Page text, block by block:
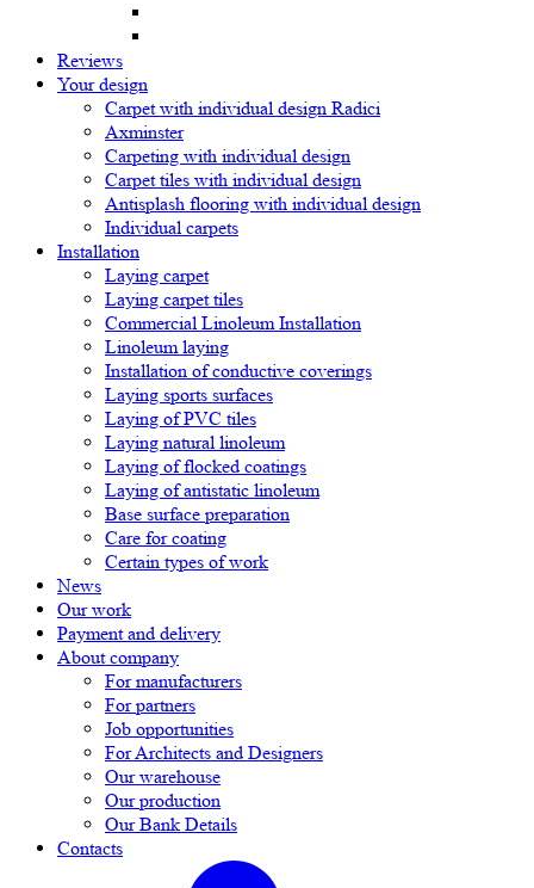
Reviews
Your design
Carpet with individual design Radici
Axminster
Carpeting with individual design
Carpet tiles with individual design
Antisplash flooring with individual design
Individual carpets
Installation
Laying carpet
Laying carpet tiles
Commercial Linoleum Installation
Linoleum laying
Installation of conductive coverings
Laying sports surfaces
Laying of PVC tiles
Laying natural linoleum
Laying of flocked coatings
Laying of antistatic linoleum
Base surface preparation
Care for coating
Certain types of work
News
Our work
Payment and delivery
About company
For manufacturers
For partners
Job opportunities
For Architects and Designers
Our warehouse
Our production
Our Bank Details
Contacts